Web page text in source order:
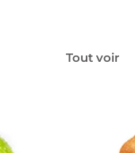
Tout voir